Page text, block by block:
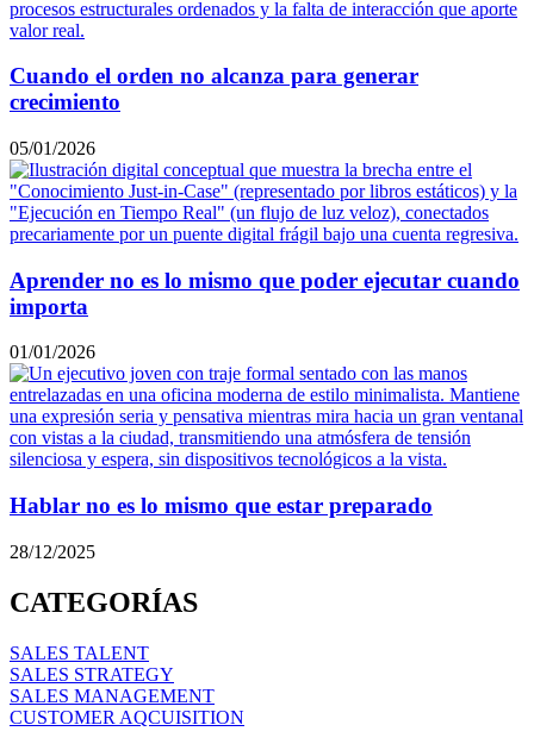
Cuando el orden no alcanza para generar
crecimiento
05/01/2026
Aprender no es lo mismo que poder ejecutar cuando
importa
01/01/2026
Hablar no es lo mismo que estar preparado
28/12/2025
CATEGORÍAS
SALES TALENT
SALES STRATEGY
SALES MANAGEMENT
CUSTOMER AQCUISITION